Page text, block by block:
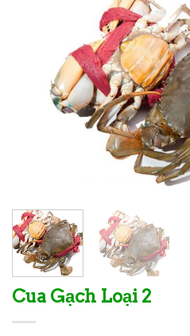
Cua Gạch Loại 2